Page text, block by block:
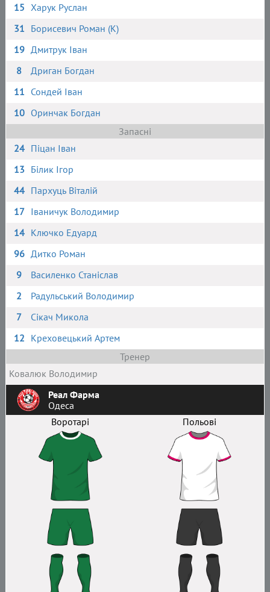
15 Харук Руслан
31 Борисевич Роман (К)
19 Дмитрук Іван
8
Дриган Богдан
11 Сондей Іван
10 Оринчак Богдан
Запасні
24 Піцан Іван
13 Білик Ігор
44 Пархуць Віталій
17 Іваничук Володимир
14 Ключко Едуард
96 Дитко Роман
9
Василенко Станіслав
2
Радульський Володимир
7
Сікач Микола
12 Креховецький Артем
Тренер
Ковалюк Володимир
Реал Фарма
Одеса
Воротарі
Польові